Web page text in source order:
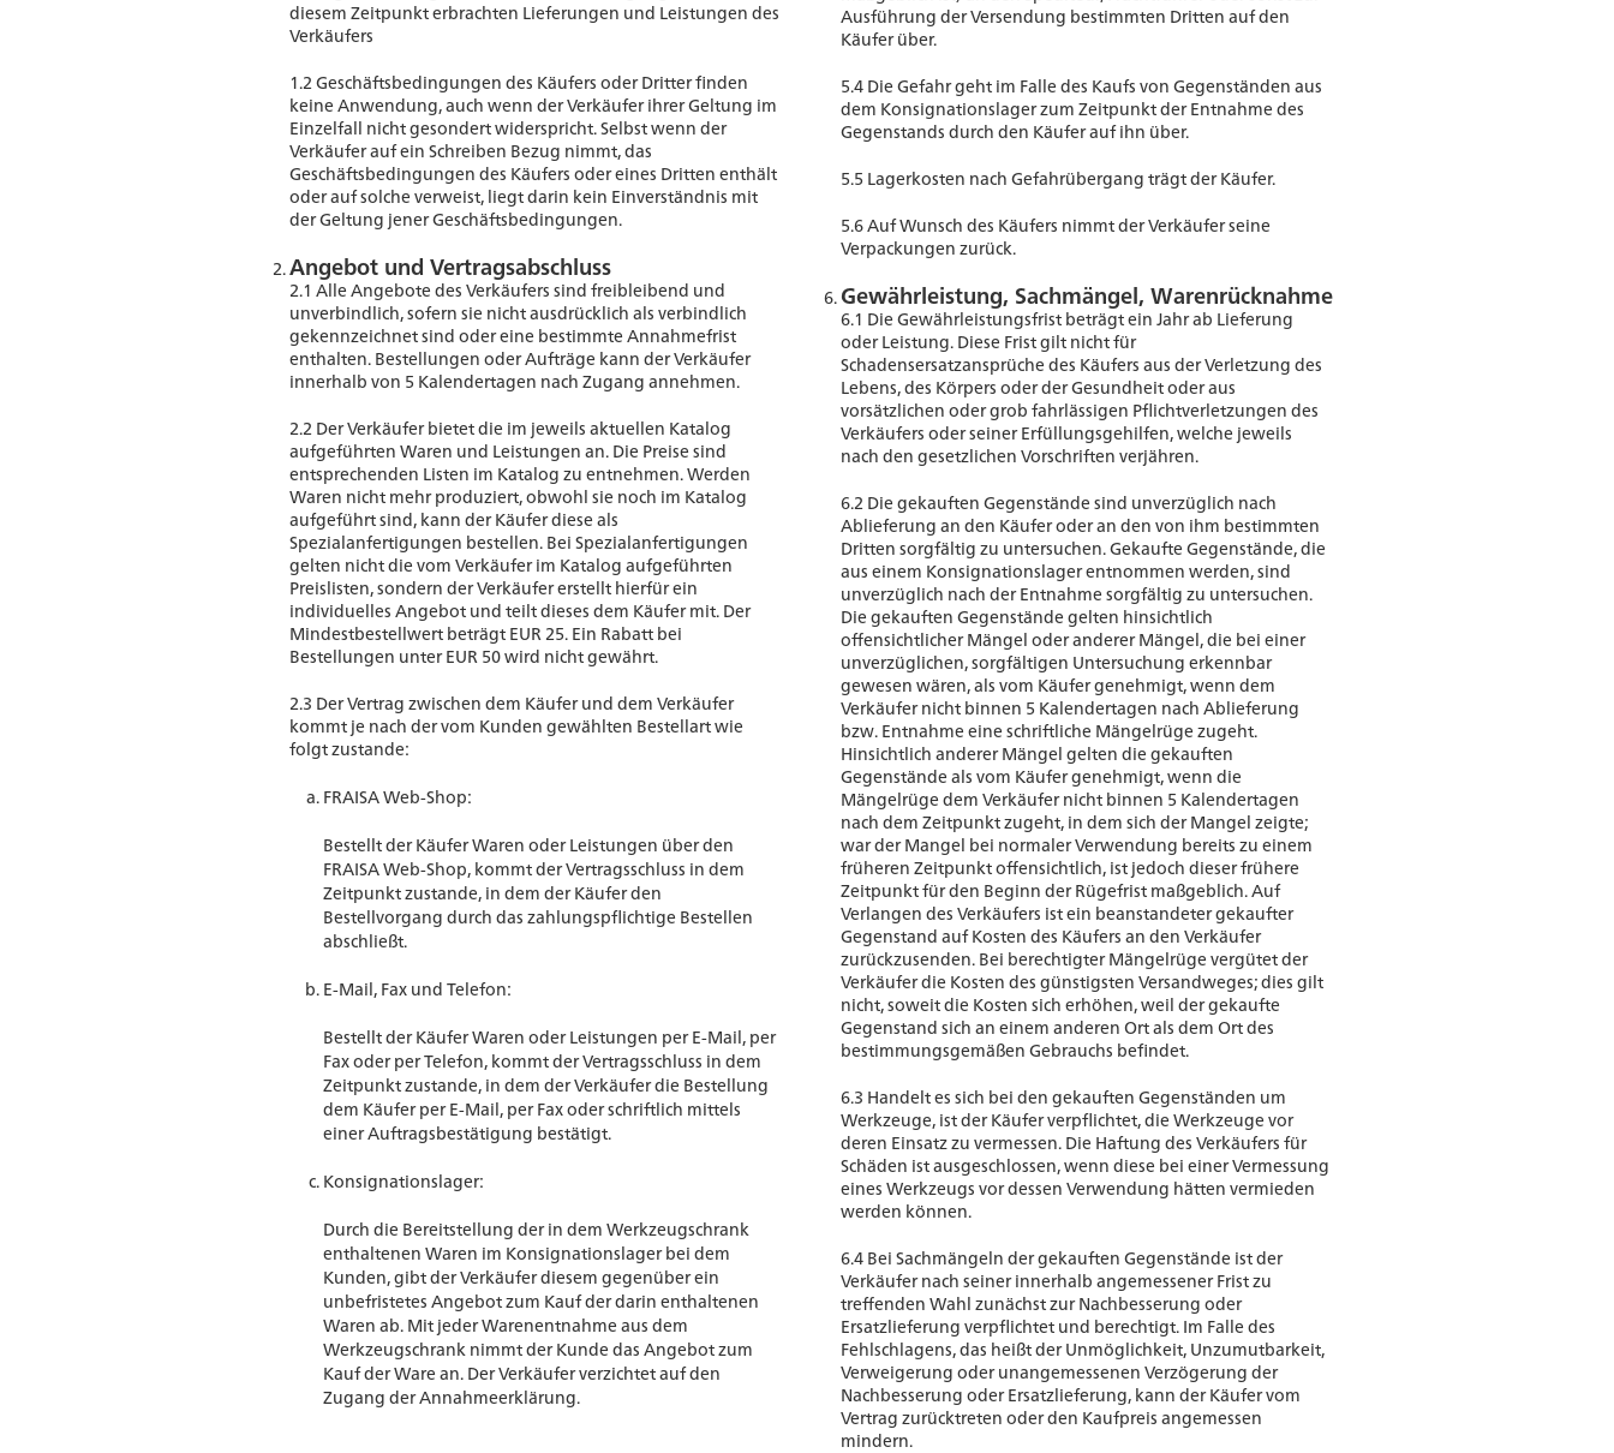
diesem Zeitpunkt erbrachten Lieferungen und Leistungen des
Verkäufers
1.2 Geschäftsbedingungen des Käufers oder Dritter finden
keine Anwendung, auch wenn der Verkäufer ihrer Geltung im
Einzelfall nicht gesondert widerspricht. Selbst wenn der
Verkäufer auf ein Schreiben Bezug nimmt, das
Geschäftsbedingungen des Käufers oder eines Dritten enthält
oder auf solche verweist, liegt darin kein Einverständnis mit
der Geltung jener Geschäftsbedingungen.
Angebot und Vertragsabschluss
2.1 Alle Angebote des Verkäufers sind freibleibend und
unverbindlich, sofern sie nicht ausdrücklich als verbindlich
gekennzeichnet sind oder eine bestimmte Annahmefrist
enthalten. Bestellungen oder Aufträge kann der Verkäufer
innerhalb von 5 Kalendertagen nach Zugang annehmen.
2.2 Der Verkäufer bietet die im jeweils aktuellen Katalog
aufgeführten Waren und Leistungen an. Die Preise sind
entsprechenden Listen im Katalog zu entnehmen. Werden
Waren nicht mehr produziert, obwohl sie noch im Katalog
aufgeführt sind, kann der Käufer diese als
Spezialanfertigungen bestellen. Bei Spezialanfertigungen
gelten nicht die vom Verkäufer im Katalog aufgeführten
Preislisten, sondern der Verkäufer erstellt hierfür ein
individuelles Angebot und teilt dieses dem Käufer mit. Der
Mindestbestellwert beträgt EUR 25. Ein Rabatt bei
Bestellungen unter EUR 50 wird nicht gewährt.
2.3 Der Vertrag zwischen dem Käufer und dem Verkäufer
kommt je nach der vom Kunden gewählten Bestellart wie
folgt zustande:
FRAISA Web-Shop:
Bestellt der Käufer Waren oder Leistungen über den
FRAISA Web-Shop, kommt der Vertragsschluss in dem
Zeitpunkt zustande, in dem der Käufer den
Bestellvorgang durch das zahlungspflichtige Bestellen
abschließt.
E-Mail, Fax und Telefon:
Bestellt der Käufer Waren oder Leistungen per E-Mail, per
Fax oder per Telefon, kommt der Vertragsschluss in dem
Zeitpunkt zustande, in dem der Verkäufer die Bestellung
dem Käufer per E-Mail, per Fax oder schriftlich mittels
einer Auftragsbestätigung bestätigt.
Konsignationslager:
Durch die Bereitstellung der in dem Werkzeugschrank
enthaltenen Waren im Konsignationslager bei dem
Kunden, gibt der Verkäufer diesem gegenüber ein
unbefristetes Angebot zum Kauf der darin enthaltenen
Waren ab. Mit jeder Warenentnahme aus dem
Werkzeugschrank nimmt der Kunde das Angebot zum
Kauf der Ware an. Der Verkäufer verzichtet auf den
Zugang der Annahmeerklärung.
Ausführung der Versendung bestimmten Dritten auf den
Käufer über.
5.4 Die Gefahr geht im Falle des Kaufs von Gegenständen aus
dem Konsignationslager zum Zeitpunkt der Entnahme des
Gegenstands durch den Käufer auf ihn über.
5.5 Lagerkosten nach Gefahrübergang trägt der Käufer.
5.6 Auf Wunsch des Käufers nimmt der Verkäufer seine
Verpackungen zurück.
Gewährleistung, Sachmängel, Warenrücknahme
6.1 Die Gewährleistungsfrist beträgt ein Jahr ab Lieferung
oder Leistung. Diese Frist gilt nicht für
Schadensersatzansprüche des Käufers aus der Verletzung des
Lebens, des Körpers oder der Gesundheit oder aus
vorsätzlichen oder grob fahrlässigen Pflichtverletzungen des
Verkäufers oder seiner Erfüllungsgehilfen, welche jeweils
nach den gesetzlichen Vorschriften verjähren.
6.2 Die gekauften Gegenstände sind unverzüglich nach
Ablieferung an den Käufer oder an den von ihm bestimmten
Dritten sorgfältig zu untersuchen. Gekaufte Gegenstände, die
aus einem Konsignationslager entnommen werden, sind
unverzüglich nach der Entnahme sorgfältig zu untersuchen.
Die gekauften Gegenstände gelten hinsichtlich
offensichtlicher Mängel oder anderer Mängel, die bei einer
unverzüglichen, sorgfältigen Untersuchung erkennbar
gewesen wären, als vom Käufer genehmigt, wenn dem
Verkäufer nicht binnen 5 Kalendertagen nach Ablieferung
bzw. Entnahme eine schriftliche Mängelrüge zugeht.
Hinsichtlich anderer Mängel gelten die gekauften
Gegenstände als vom Käufer genehmigt, wenn die
Mängelrüge dem Verkäufer nicht binnen 5 Kalendertagen
nach dem Zeitpunkt zugeht, in dem sich der Mangel zeigte;
war der Mangel bei normaler Verwendung bereits zu einem
früheren Zeitpunkt offensichtlich, ist jedoch dieser frühere
Zeitpunkt für den Beginn der Rügefrist maßgeblich. Auf
Verlangen des Verkäufers ist ein beanstandeter gekaufter
Gegenstand auf Kosten des Käufers an den Verkäufer
zurückzusenden. Bei berechtigter Mängelrüge vergütet der
Verkäufer die Kosten des günstigsten Versandweges; dies gilt
nicht, soweit die Kosten sich erhöhen, weil der gekaufte
Gegenstand sich an einem anderen Ort als dem Ort des
bestimmungsgemäßen Gebrauchs befindet.
6.3 Handelt es sich bei den gekauften Gegenständen um
Werkzeuge, ist der Käufer verpflichtet, die Werkzeuge vor
deren Einsatz zu vermessen. Die Haftung des Verkäufers für
Schäden ist ausgeschlossen, wenn diese bei einer Vermessung
eines Werkzeugs vor dessen Verwendung hätten vermieden
werden können.
6.4 Bei Sachmängeln der gekauften Gegenstände ist der
Verkäufer nach seiner innerhalb angemessener Frist zu
treffenden Wahl zunächst zur Nachbesserung oder
Ersatzlieferung verpflichtet und berechtigt. Im Falle des
Fehlschlagens, das heißt der Unmöglichkeit, Unzumutbarkeit,
Verweigerung oder unangemessenen Verzögerung der
Nachbesserung oder Ersatzlieferung, kann der Käufer vom
Vertrag zurücktreten oder den Kaufpreis angemessen
mindern.